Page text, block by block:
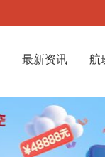
最新资讯 航